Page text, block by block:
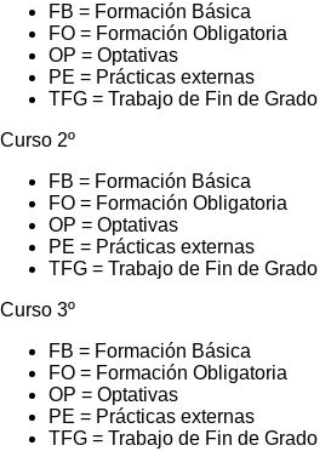
FB = Formación Básica
FO = Formación Obligatoria
OP = Optativas
PE = Prácticas externas
TFG = Trabajo de Fin de Grado
Curso 2º
FB = Formación Básica
FO = Formación Obligatoria
OP = Optativas
PE = Prácticas externas
TFG = Trabajo de Fin de Grado
Curso 3º
FB = Formación Básica
FO = Formación Obligatoria
OP = Optativas
PE = Prácticas externas
TFG = Trabajo de Fin de Grado